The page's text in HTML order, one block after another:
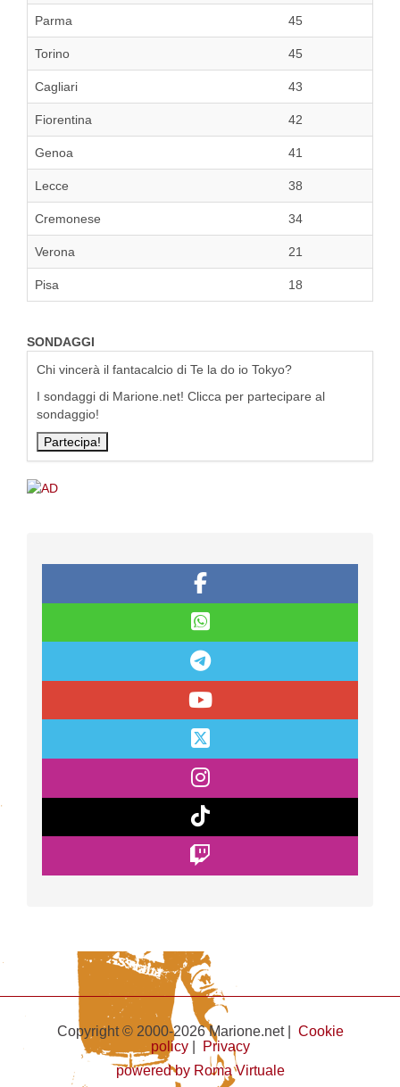
Parma 45
Torino 45
Cagliari 43
Fiorentina 42
Genoa 41
Lecce 38
Cremonese 34
Verona 21
Pisa 18
SONDAGGI
Chi vincerà il fantacalcio di Te la do io Tokyo?
I sondaggi di Marione.net! Clicca per partecipare al
sondaggio!
Copyright © 2000-2026 Marione.net | Cookie
policy|
Privacy
powered by Roma Virtuale